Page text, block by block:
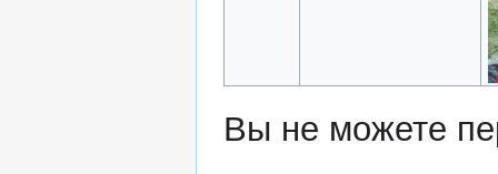
Вы не можете